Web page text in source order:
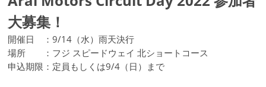
大募集！
開催日 ：9/14（水）雨天決行
場所 ：フジ スピードウェイ 北ショートコース
申込期限：定員もしくは9/4（日）まで